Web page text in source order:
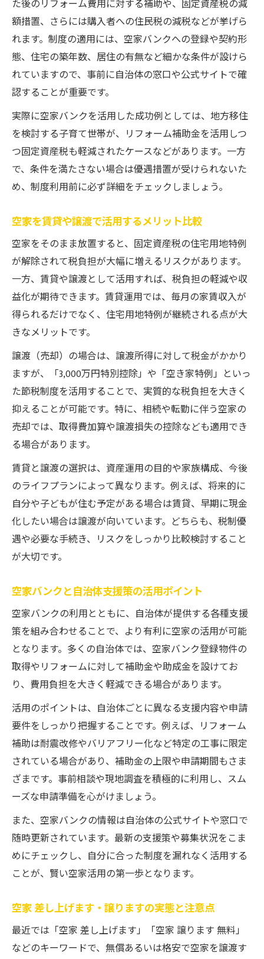
た後のリフォーム費用に対する補助や、固定資産税の減
額措置、さらには購入者への住民税の減税などが挙げら
れます。制度の適用には、空家バンクへの登録や契約形
態、住宅の築年数、居住の有無など細かな条件が設けら
れていますので、事前に自治体の窓口や公式サイトで確
認することが重要です。
実際に空家バンクを活用した成功例としては、地方移住
を検討する子育て世帯が、リフォーム補助金を活用しつ
つ固定資産税も軽減されたケースなどがあります。一方
で、条件を満たさない場合は優遇措置が受けられないた
め、制度利用前に必ず詳細をチェックしましょう。
空家を賃貸や譲渡で活用するメリット比較
空家をそのまま放置すると、固定資産税の住宅用地特例
が解除されて税負担が大幅に増えるリスクがあります。
一方、賃貸や譲渡として活用すれば、税負担の軽減や収
益化が期待できます。賃貸運用では、毎月の家賃収入が
得られるだけでなく、住宅用地特例が継続される点が大
きなメリットです。
譲渡（売却）の場合は、譲渡所得に対して税金がかかり
ますが、「3,000万円特別控除」や「空き家特例」といっ
た節税制度を活用することで、実質的な税負担を大きく
抑えることが可能です。特に、相続や転勤に伴う空家の
売却では、取得費加算や譲渡損失の控除なども適用でき
る場合があります。
賃貸と譲渡の選択は、資産運用の目的や家族構成、今後
のライフプランによって異なります。例えば、将来的に
自分や子どもが住む予定がある場合は賃貸、早期に現金
化したい場合は譲渡が向いています。どちらも、税制優
遇や必要な手続き、リスクをしっかり比較検討すること
が大切です。
空家バンクと自治体支援策の活用ポイント
空家バンクの利用とともに、自治体が提供する各種支援
策を組み合わせることで、より有利に空家の活用が可能
となります。多くの自治体では、空家バンク登録物件の
取得やリフォームに対して補助金や助成金を設けてお
り、費用負担を大きく軽減できる場合があります。
活用のポイントは、自治体ごとに異なる支援内容や申請
要件をしっかり把握することです。例えば、リフォーム
補助は耐震改修やバリアフリー化など特定の工事に限定
されている場合があり、補助金の上限や申請期間もさま
ざまです。事前相談や現地調査を積極的に利用し、スム
ーズな申請準備を心がけましょう。
また、空家バンクの情報は自治体の公式サイトや窓口で
随時更新されています。最新の支援策や募集状況をこま
めにチェックし、自分に合った制度を漏れなく活用する
ことが、賢い空家活用の第一歩となります。
空家 差し上げます・譲りますの実態と注意点
最近では「空家 差し上げます」「空家 譲ります 無料」
などのキーワードで、無償あるいは格安で空家を譲渡す